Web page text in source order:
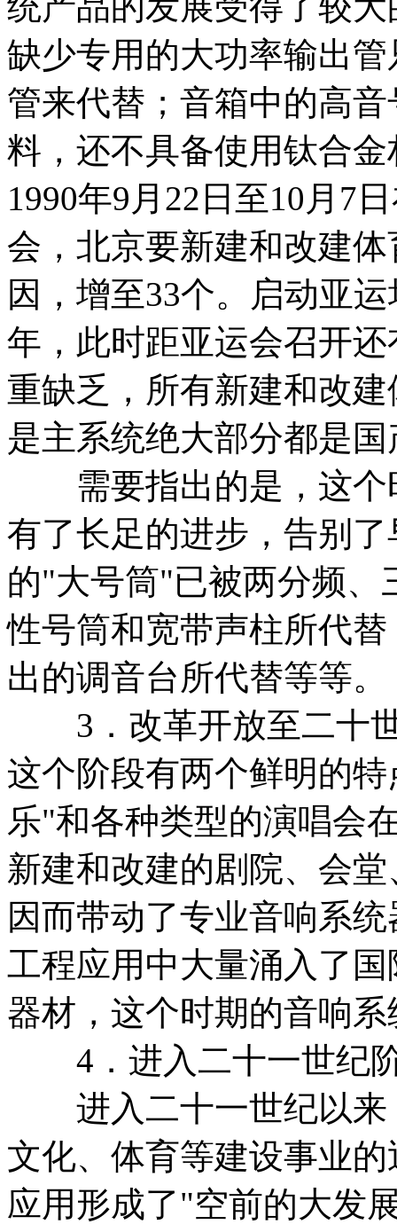
缺少专用的大功率输出
管来代替；音箱中的高
料，还不具备使用钛合
1990年9月22日至10月7
会，北京要新建和改建
因，增至33个。启动亚
年，此时距亚运会召开
重缺乏，所有新建和改
是主系统绝大部分都是
需要指出的是，这个
有了长足的进步，告别
的"大号筒"已被两分频、
性号筒和宽带声柱所代
出的调音台所代替等等。
3．改革开放至二十
这个阶段有两个鲜明的
乐"和各种类型的演唱会
新建和改建的剧院、会
因而带动了专业音响系
工程应用中大量涌入了
器材，这个时期的音响
4．进入二十一世纪
进入二十一世纪以来
文化、体育等建设事业
应用形成了"空前的大发